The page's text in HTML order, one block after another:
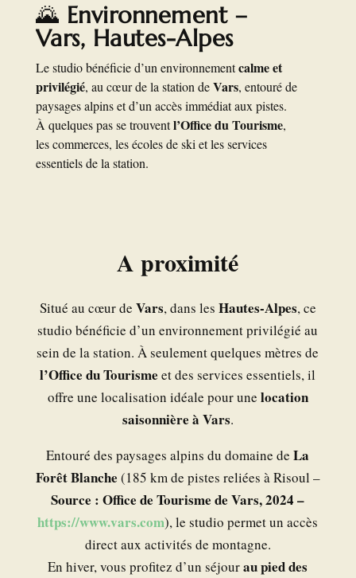
🌄 Environnement –
Vars, Hautes-Alpes
Le studio bénéficie d’un environnementcalme et
privilégié, au cœur de la station deVars, entouré de
paysages alpins et d’un accès immédiat aux pistes.
À quelques pas se trouventl’Office du Tourisme,
les commerces, les écoles de ski et les services
essentiels de la station.
A proximité
Situé au cœur de Vars, dans les Hautes-Alpes, ce
studio bénéficie d’un environnement privilégié au
sein de la station. À seulement quelques mètres de
l’Office du Tourisme et des services essentiels, il
offre une localisation idéale pour une location
saisonnière à Vars.
Entouré des paysages alpins du domaine deLa
Forêt Blanche (185 km de pistes reliées à Risoul –
Source : Office de Tourisme de Vars, 2024 –
https://www.vars.com), le studio permet un accès
direct aux activités de montagne.
En hiver, vous profitez d’un séjourau pied des